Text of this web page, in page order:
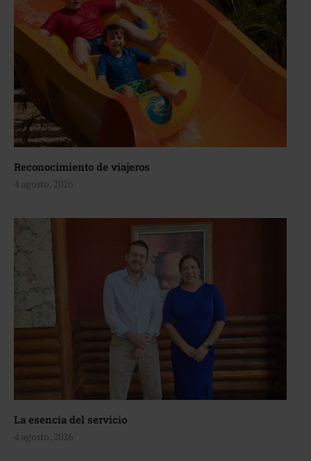
Reconocimiento de viajeros
4 agosto, 2026
La esencia del servicio
4 agosto, 2026